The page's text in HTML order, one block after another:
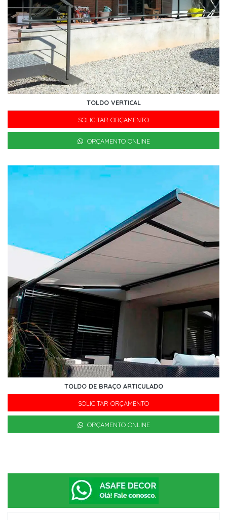
TOLDO VERTICAL
SOLICITAR ORÇAMENTO
ORÇAMENTO ONLINE
TOLDO DE BRAÇO ARTICULADO
SOLICITAR ORÇAMENTO
ORÇAMENTO ONLINE